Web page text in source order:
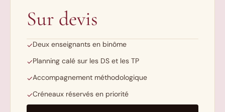
Sur devis
✓Deux enseignants en binôme
✓Planning calé sur les DS et les TP
✓Accompagnement méthodologique
✓Créneaux réservés en priorité